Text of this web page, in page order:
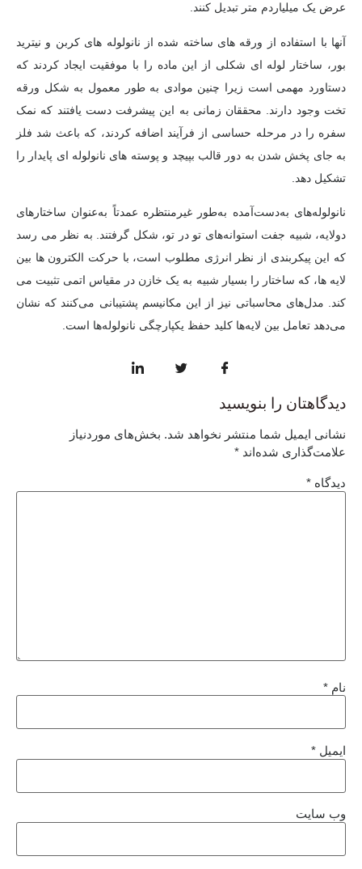
عرض یک میلیاردم متر تبدیل کنند.
آنها با استفاده از ورقه های ساخته شده از نانولوله های کربن و نیترید
بور، ساختار لوله ای شکلی از این ماده را با موفقیت ایجاد کردند که
دستاورد مهمی است زیرا چنین موادی به طور معمول به شکل ورقه
تخت وجود دارند. محققان زمانی به این پیشرفت دست یافتند که نمک
سفره را در مرحله حساسی از فرآیند اضافه کردند، که باعث شد فلز
به جای پخش شدن به دور قالب بپیچد و پوسته های نانولوله ای پایدار را
تشکیل دهد.
نانولوله‌های به‌دست‌آمده به‌طور غیرمنتظره عمدتاً به‌عنوان ساختارهای
دولایه، شبیه جفت استوانه‌های تو در تو، شکل گرفتند. به نظر می رسد
که این پیکربندی از نظر انرژی مطلوب است، با حرکت الکترون ها بین
لایه ها، که ساختار را بسیار شبیه به یک خازن در مقیاس اتمی تثبیت می
کند. مدل‌های محاسباتی نیز از این مکانیسم پشتیبانی می‌کنند که نشان
می‌دهد تعامل بین لایه‌ها کلید حفظ یکپارچگی نانولوله‌ها است.
دیدگاهتان را بنویسید
نشانی ایمیل شما منتشر نخواهد شد. بخش‌های موردنیاز
علامت‌گذاری شده‌اند *
دیدگاه *
نام *
ایمیل *
وب‌ سایت